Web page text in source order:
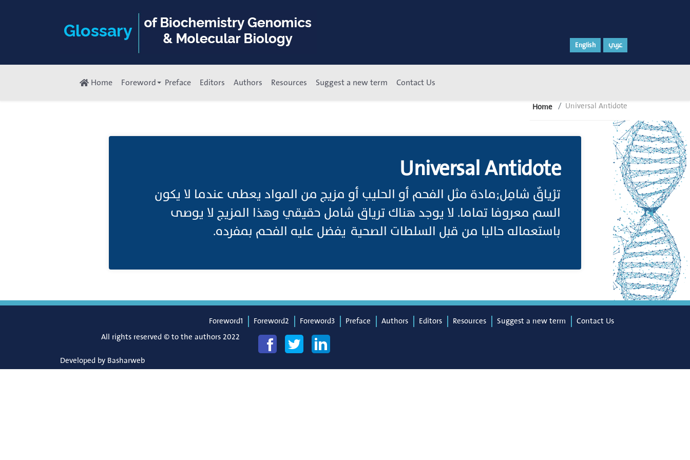
English عربي
Home Foreword Preface Editors Authors Resources Suggest a new term Contact Us
Home Universal Antidote
Universal Antidote
ترْياقٌ شامِل;مادة مثل الفحم أو الحليب أو مزيج من المواد يعطى عندما لا يكون
السم معروفا تماما. لا يوجد هناك ترياق شامل حقيقي وهذا المزيج لا يوصى
باستعماله حاليا من قبل السلطات الصحية يفضل عليه الفحم بمفرده.
Foreword1 Foreword2 Foreword3 Preface Authors Editors Resources Suggest a new term
Contact Us
All rights reserved © to the authors 2022
Developed by Basharweb